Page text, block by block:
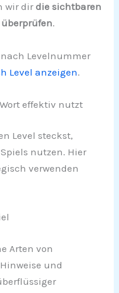
wir dirdie sichtbaren
.
Levelnummer
Level anzeigen.
effektiv nutzt
Level steckst,
nutzen. Hier
verwenden
Arten von
und